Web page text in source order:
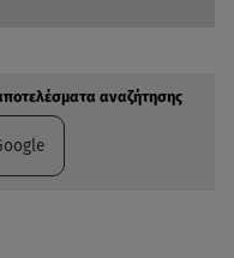
αναζήτησης